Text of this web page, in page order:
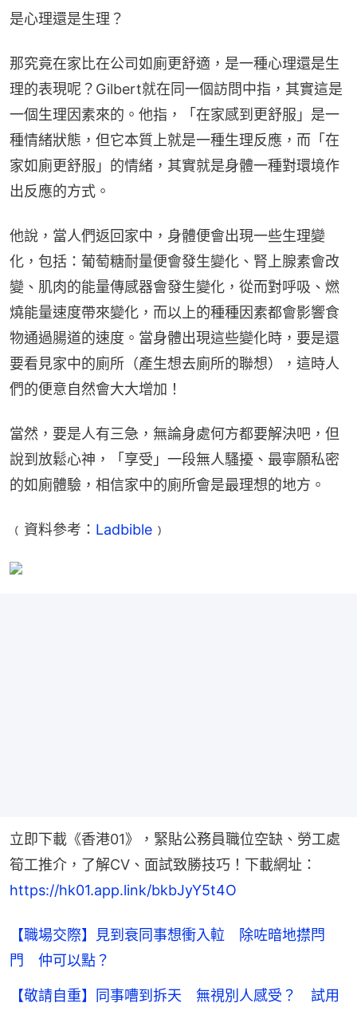
是心理還是生理？
那究竟在家比在公司如廁更舒適，是一種心理還是生
理的表現呢？Gilbert就在同一個訪問中指，其實這是
一個生理因素來的。他指，「在家感到更舒服」是一
種情緒狀態，但它本質上就是一種生理反應，而「在
家如廁更舒服」的情緒，其實就是身體一種對環境作
出反應的方式。
他說，當人們返回家中，身體便會出現一些生理變
化，包括：葡萄糖耐量便會發生變化、腎上腺素會改
變、肌肉的能量傳感器會發生變化，從而對呼吸、燃
燒能量速度帶來變化，而以上的種種因素都會影響食
物通過腸道的速度。當身體出現這些變化時，要是還
要看見家中的廁所（產生想去廁所的聯想），這時人
們的便意自然會大大增加！
當然，要是人有三急，無論身處何方都要解決吧，但
說到放鬆心神，「享受」一段無人騷擾、最寧願私密
的如廁體驗，相信家中的廁所會是最理想的地方。
﹙資料參考： Ladbible ﹚
立即下載《香港01》，緊貼公務員職位空缺、勞工處
筍工推介，了解CV、面試致勝技巧！下載網址：
https://hk01.app.link/bkbJyY5t4O
【職場交際】見到衰同事想衝入𨋢 除咗暗地㩒閂
門 仲可以點？
【敬請自重】同事嘈到拆天 無視別人感受？ 試用